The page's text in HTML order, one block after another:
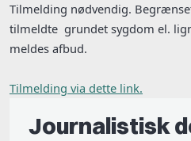
Tilmelding nødvendig.
tilmeldte grundet sygdom el.
meldes afbud.
Tilmelding via dette link.
Journalistisk